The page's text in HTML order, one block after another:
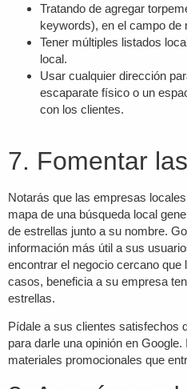
Tratando de agregar
keywords), en el campo de
Tener múltiples listados
local.
Usar cualquier dirección
escaparate físico o un
con los clientes.
7. Fomentar
Notarás que las empresas
mapa de una búsqueda local
de estrellas junto a su nombre.
información más útil a sus
encontrar el negocio cercano
casos, beneficia a su empresa
estrellas.
Pídale a sus clientes satisfechos
para darle una opinión en
materiales promocionales que